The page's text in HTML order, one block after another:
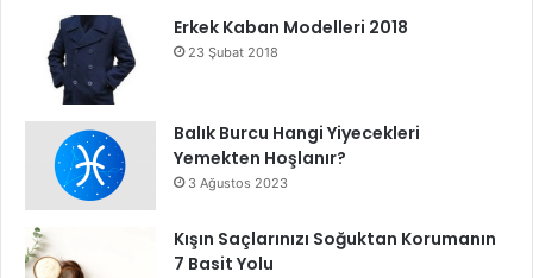
Erkek Kaban Modelleri 2018
23 Şubat 2018
Balık Burcu Hangi Yiyecekleri
Yemekten Hoşlanır?
3 Ağustos 2023
Kışın Saçlarınızı Soğuktan Korumanın
7 Basit Yolu